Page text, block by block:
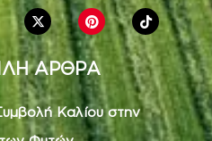
ΑΡΘΡΑ
Καλίου στην